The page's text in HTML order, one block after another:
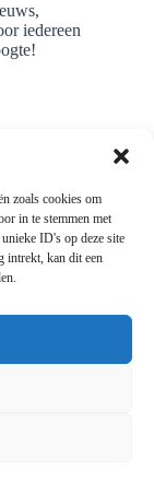
zoals cookies om
in te stemmen met
ID's op deze site
intrekt, kan dit een
iedereen
by